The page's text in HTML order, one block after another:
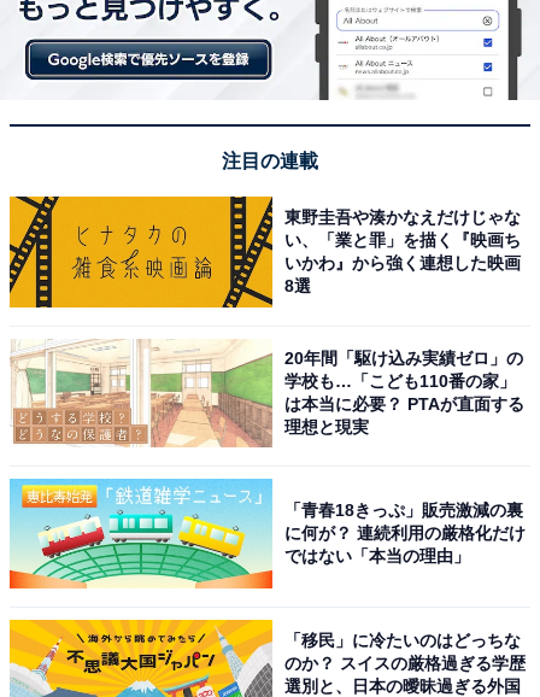
注目の連載
東野圭吾や湊かなえだけじゃな
い、「業と罪」を描く『映画ち
いかわ』から強く連想した映画
8選
20年間「駆け込み実績ゼロ」の
学校も…「こども110番の家」
は本当に必要？ PTAが直面する
理想と現実
「青春18きっぷ」販売激減の裏
に何が？ 連続利用の厳格化だけ
ではない「本当の理由」
「移民」に冷たいのはどっちな
のか？ スイスの厳格過ぎる学歴
選別と、日本の曖昧過ぎる外国